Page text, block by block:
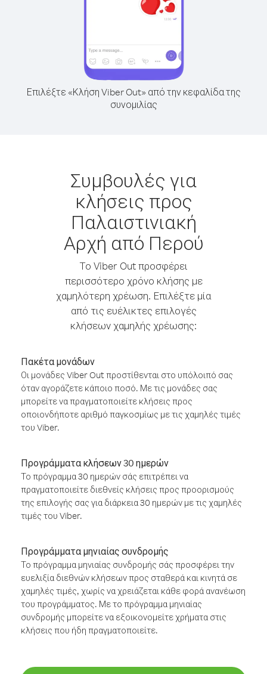
Επιλέξτε «Κλήση Viber Out» από την κεφαλίδα της
συνομιλίας
Συμβουλές για
κλήσεις προς
Παλαιστινιακή
Αρχή από Περού
Το Viber Out προσφέρει
περισσότερο χρόνο κλήσης με
χαμηλότερη χρέωση. Επιλέξτε μία
από τις ευέλικτες επιλογές
κλήσεων χαμηλής χρέωσης:
Πακέτα μονάδων
Οι μονάδες Viber Out προστίθενται στο υπόλοιπό σας
όταν αγοράζετε κάποιο ποσό. Με τις μονάδες σας
μπορείτε να πραγματοποιείτε κλήσεις προς
οποιονδήποτε αριθμό παγκοσμίως με τις χαμηλές τιμές
του Viber.
Προγράμματα κλήσεων 30 ημερών
Το πρόγραμμα 30 ημερών σάς επιτρέπει να
πραγματοποιείτε διεθνείς κλήσεις προς προορισμούς
της επιλογής σας για διάρκεια 30 ημερών με τις χαμηλές
τιμές του Viber.
Προγράμματα μηνιαίας συνδρομής
Το πρόγραμμα μηνιαίας συνδρομής σάς προσφέρει την
ευελιξία διεθνών κλήσεων προς σταθερά και κινητά σε
χαμηλές τιμές, χωρίς να χρειάζεται κάθε φορά ανανέωση
του προγράμματος. Με το πρόγραμμα μηνιαίας
συνδρομής μπορείτε να εξοικονομείτε χρήματα στις
κλήσεις που ήδη πραγματοποιείτε.